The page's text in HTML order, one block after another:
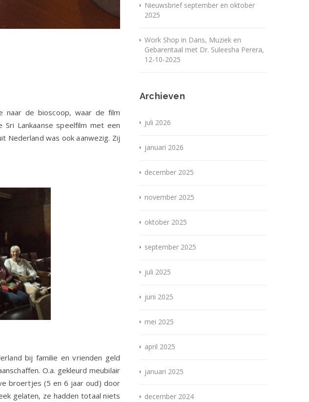
naar de bioscoop, waar de film
Lankaanse speelfilm met een
Nederland was ook aanwezig. Zij
bij familie en vrienden geld
O.a. gekleurd meubilair
broertjes (5 en 6 jaar oud) door
gelaten, ze hadden totaal niets
Nieuwsbrief september en oktober
2025
Work Shop in Dans, Muziek en
Gebarentaal met Dr. Suleesha Perera,
12-10-2025
Archieven
juli 2026
januari 2026
december 2025
november 2025
oktober 2025
september 2025
juli 2025
juni 2025
mei 2025
april 2025
januari 2025
december 2024